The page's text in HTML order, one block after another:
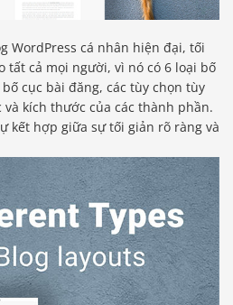
WordPress cá nhân hiện đại, tối
tất cả mọi người, vì nó có 6 loại bố
cục bài đăng, các tùy chọn tùy
kích thước của các thành phần.
kết hợp giữa sự tối giản rõ ràng và